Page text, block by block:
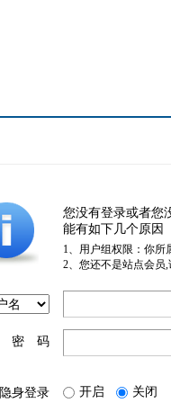
您没有登录或者您
能有如下几个原因
1、用户组权限：你所
2、您还不是站点会员
密 码
隐身登录 开启 关闭